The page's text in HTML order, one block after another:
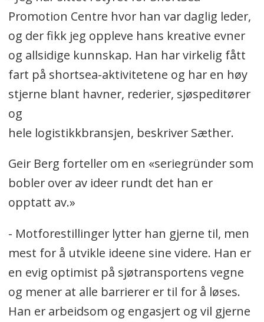
Promotion Centre hvor han var daglig leder,
og der fikk jeg oppleve hans kreative evner
og allsidige kunnskap. Han har virkelig fått
fart på shortsea-aktivitetene og har en høy
stjerne blant havner, rederier, sjøspeditører
og
hele logistikkbransjen, beskriver Sæther.
Geir Berg forteller om en «seriegründer som
bobler over av ideer rundt det han er
opptatt av.»
- Motforestillinger lytter han gjerne til, men
mest for å utvikle ideene sine videre. Han er
en evig optimist på sjøtransportens vegne
og mener at alle barrierer er til for å løses.
Han er arbeidsom og engasjert og vil gjerne